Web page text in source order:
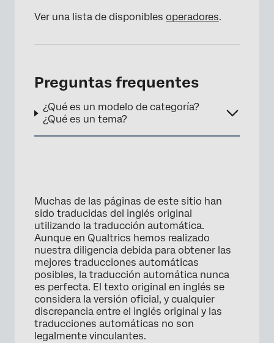
Ver una lista de disponibles operadores.
Preguntas frequentes
¿Qué es un modelo de categoría?
¿Qué es un tema?
Muchas de las páginas de este sitio han
sido traducidas del inglés original
utilizando la traducción automática.
Aunque en Qualtrics hemos realizado
nuestra diligencia debida para obtener las
mejores traducciones automáticas
posibles, la traducción automática nunca
es perfecta. El texto original en inglés se
considera la versión oficial, y cualquier
discrepancia entre el inglés original y las
traducciones automáticas no son
legalmente vinculantes.